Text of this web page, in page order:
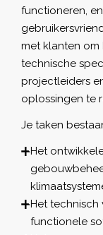
functioneren,
met klanten om
technische
projectleiders
oplossingen te
Je taken
Het
Het technisch
functionele